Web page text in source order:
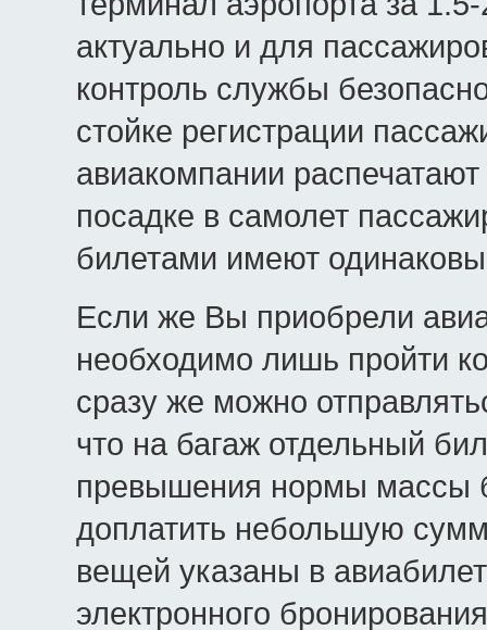
актуально и для
контроль службы
стойке регистрации
авиакомпании
посадке в самолет
билетами имеют
Если же Вы приобрели
необходимо лишь пройти
сразу же можно
что на багаж отдельный
превышения нормы массы
доплатить небольшую
вещей указаны в
электронного